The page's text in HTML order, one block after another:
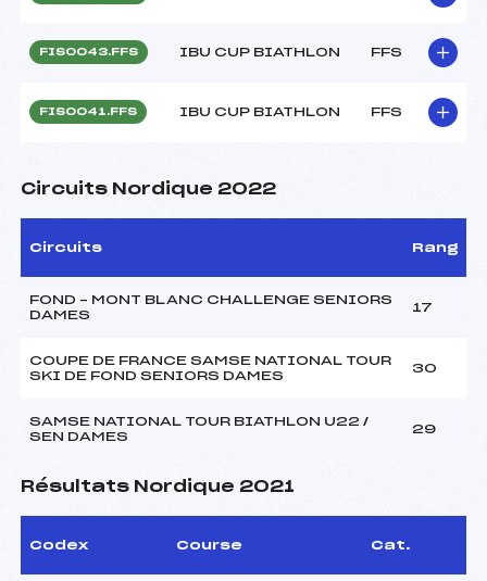
FIS0043.FFS IBU CUP BIATHLON FFS
FIS0041.FFS IBU CUP BIATHLON FFS
Circuits Nordique 2022
Circuits Rang
FOND – MONT BLANC CHALLENGE SENIORS
DAMES
17
COUPE DE FRANCE SAMSE NATIONAL TOUR
SKI DE FOND SENIORS DAMES
30
SAMSE NATIONAL TOUR BIATHLON U22 /
SEN DAMES
29
Résultats Nordique 2021
Codex Course Cat.